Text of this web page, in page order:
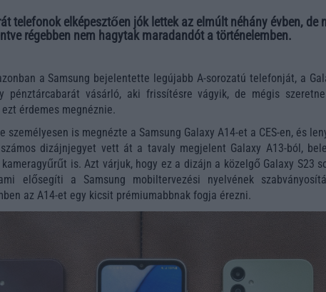
telefonok elképesztően jók lettek az elmúlt néhány évben, de
régebben nem hagytak maradandót a történelemben.
a Samsung bejelentette legújabb A-sorozatú telefonját, a
pénztárcabarát vásárló, aki frissítésre vágyik, de mégis
érdemes megnéznie.
személyesen is megnézte a Samsung Galaxy A14-et a CES-en, és
dizájnjegyet vett át a tavaly megjelent Galaxy A13-ból,
is. Azt várjuk, hogy ez a dizájn a közelgő Galaxy S23
elősegíti a Samsung mobiltervezési nyelvének
az A14-et egy kicsit prémiumabbnak fogja érezni.